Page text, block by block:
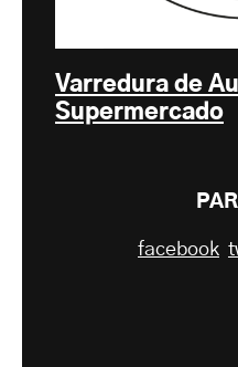
Varredura de
Supermercado
facebook